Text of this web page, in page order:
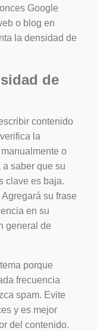
Google
o blog en
la densidad de
de
contenido
la
o
saber que su
clave es baja.
su frase
en su
general de
porque
frecuencia
spam. Evite
y es mejor
del contenido.